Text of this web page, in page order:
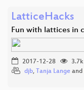
LatticeHacks
Fun with lattices in
2017-12-28
3.7k
djb, Tanja Lange and